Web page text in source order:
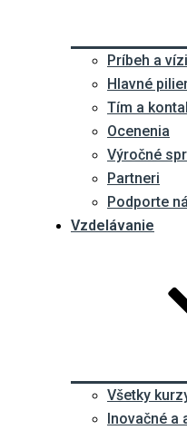
Príbeh a
Hlavné
Tím a
Ocenenia
Výročné
Partneri
Podporte
Vzdelávanie
Všetky
Inovačné a